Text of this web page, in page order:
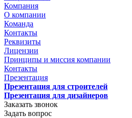
Компания
О компании
Команда
Контакты
Реквизиты
Лицензии
Принципы и миссия компании
Контакты
Презентация
Презентация для строителей
Презентация для дизайнеров
Заказать звонок
Задать вопрос